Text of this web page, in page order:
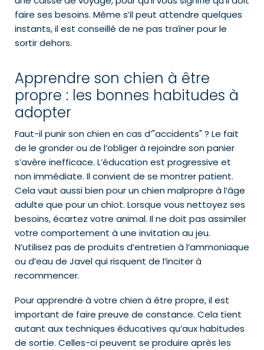
faire ses besoins. Même s’il peut attendre quelques
instants, il est conseillé de ne pas traîner pour le
sortir dehors.
Apprendre son chien à être
propre : les bonnes habitudes à
adopter
Faut-il punir son chien en cas d’"accidents" ? Le fait
de le gronder ou de l’obliger à rejoindre son panier
s’avère inefficace. L’éducation est progressive et
non immédiate. Il convient de se montrer patient.
Cela vaut aussi bien pour un chien malpropre à l’âge
adulte que pour un chiot. Lorsque vous nettoyez ses
besoins, écartez votre animal. Il ne doit pas assimiler
votre comportement à une invitation au jeu.
N’utilisez pas de produits d’entretien à l’ammoniaque
ou d’eau de Javel qui risquent de l’inciter à
recommencer.
Pour apprendre à votre chien à être propre, il est
important de faire preuve de constance. Cela tient
autant aux techniques éducatives qu’aux habitudes
de sortie. Celles-ci peuvent se produire après les